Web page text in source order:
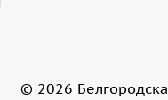
© 2026